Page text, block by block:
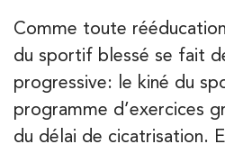
Comme toute
du sportif blessé se fait
progressive: le kiné du
programme d’exercices
du délai de cicatrisation.
PRENEZ RDV SUR
Kinésithérapie